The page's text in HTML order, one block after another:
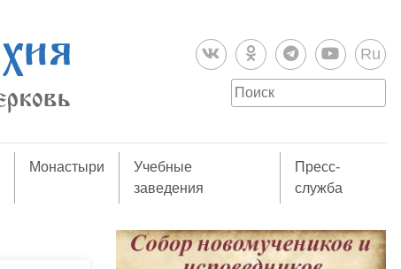
Ru
Монастыри
Учебные
заведения
Пресс-
служба